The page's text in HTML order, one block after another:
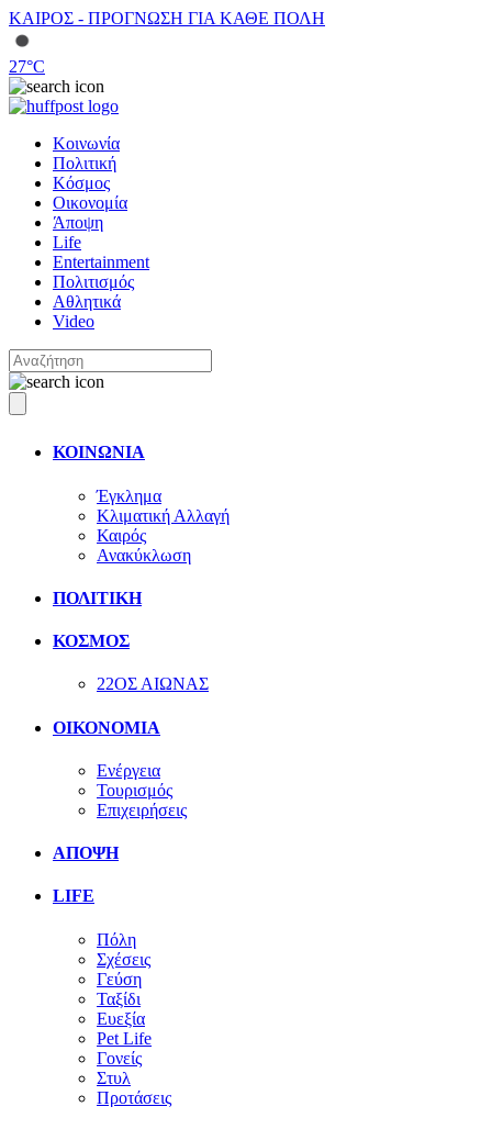
ΚΑΙΡΟΣ - ΠΡΟΓΝΩΣΗ ΓΙΑ ΚΑΘΕ ΠΟΛΗ
27°C
Κοινωνία
Πολιτική
Κόσμος
Οικονομία
Άποψη
Life
Entertainment
Πολιτισμός
Αθλητικά
Video
ΚΟΙΝΩΝΙΑ
Έγκλημα
Κλιματική Αλλαγή
Καιρός
Ανακύκλωση
ΠΟΛΙΤΙΚΗ
ΚΟΣΜΟΣ
22ΟΣ ΑΙΩΝΑΣ
ΟΙΚΟΝΟΜΙΑ
Ενέργεια
Τουρισμός
Επιχειρήσεις
ΑΠΟΨΗ
LIFE
Πόλη
Σχέσεις
Γεύση
Ταξίδι
Ευεξία
Pet Life
Γονείς
Στυλ
Προτάσεις